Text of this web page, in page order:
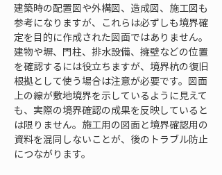
建築時の配置図や外構図、造成図、施工図も
参考になりますが、これらは必ずしも境界確
定を目的に作成された図面ではありません。
建物や塀、門柱、排水設備、擁壁などの位置
を確認するには役立ちますが、境界杭の復旧
根拠として使う場合は注意が必要です。図面
上の線が敷地境界を示しているように見えて
も、実際の境界確認の成果を反映していると
は限りません。施工用の図面と境界確認用の
資料を混同しないことが、後のトラブル防止
につながります。